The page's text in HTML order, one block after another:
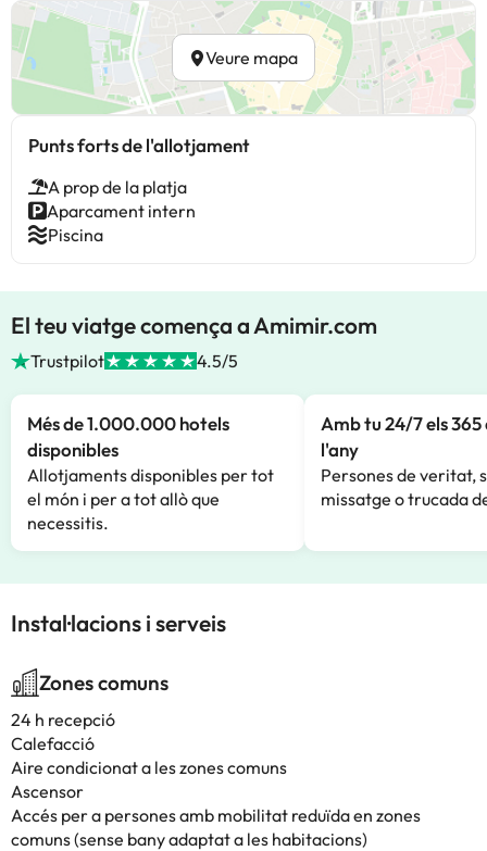
Veure mapa
Punts forts de l'allotjament
A prop de la platja
Aparcament intern
Piscina
El teu viatge comença a Amimir.com
Trustpilot 4.5/5
Més de 1.000.000 hotels
disponibles
Allotjaments disponibles per tot
el món i per a tot allò que
necessitis.
Amb tu 24/7 els 365
l'any
Persones de veritat,
missatge o trucada
Instal·lacions i serveis
Zones comuns
24 h recepció
Calefacció
Aire condicionat a les zones comuns
Ascensor
Accés per a persones amb mobilitat reduïda en zones
comuns (sense bany adaptat a les habitacions)